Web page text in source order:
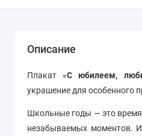
Описание
Плакат «С юбилеем,
украшение для особенного
Школьные годы — это
незабываемых моментов.